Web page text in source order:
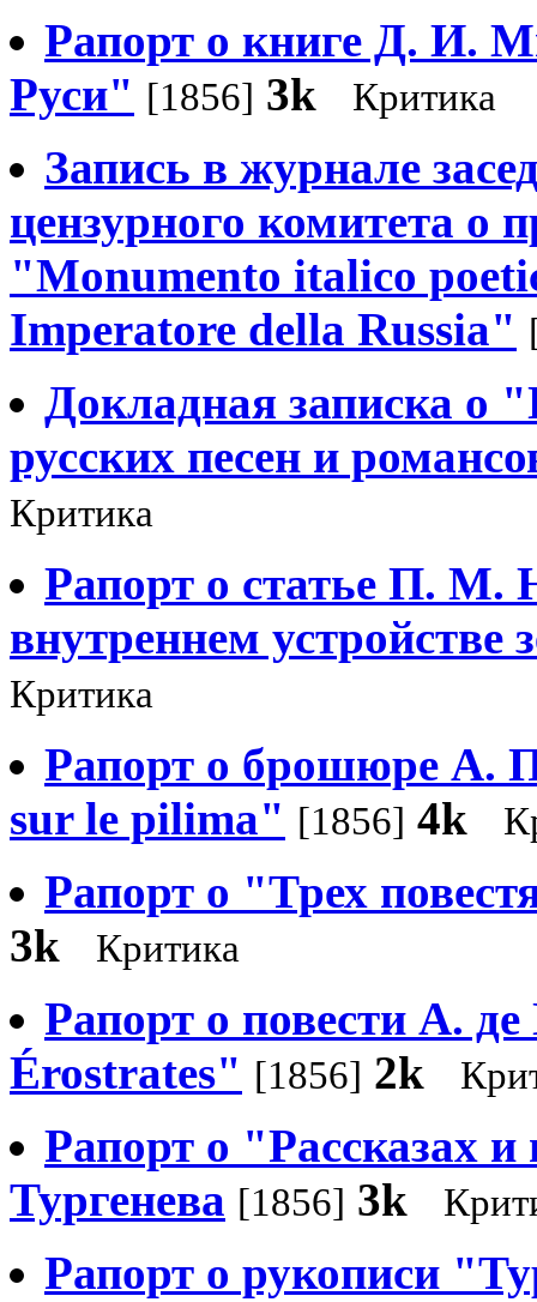
Рапорт о книге Д. И.
Руси" [1856] 3k Критика
Запись в журнале
цензурного комитета о
"Monumento italico
Imperatore della Russia"
Докладная записка о
русских песен и
Критика
Рапорт о статье П. М.
внутреннем
Критика
Рапорт о брошюре А.
sur le pilima" [1856] 4k
Рапорт о "Трех
3k
Критика
Рапорт о повести А.
Érostrates" [1856] 2k
Рапорт о "Рассказах
Тургенева [1856] 3k
Рапорт о рукописи